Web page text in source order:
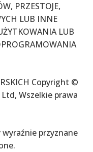
PRZESTOJE,
LUB INNE
LUB
Copyright ©
Wszelkie prawa
przyznane